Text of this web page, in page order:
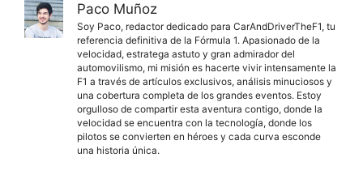
Paco Muñoz
Soy Paco, redactor dedicado para CarAndDriverTheF1, tu
referencia definitiva de la Fórmula 1. Apasionado de la
velocidad, estratega astuto y gran admirador del
automovilismo, mi misión es hacerte vivir intensamente la
F1 a través de artículos exclusivos, análisis minuciosos y
una cobertura completa de los grandes eventos. Estoy
orgulloso de compartir esta aventura contigo, donde la
velocidad se encuentra con la tecnología, donde los
pilotos se convierten en héroes y cada curva esconde
una historia única.